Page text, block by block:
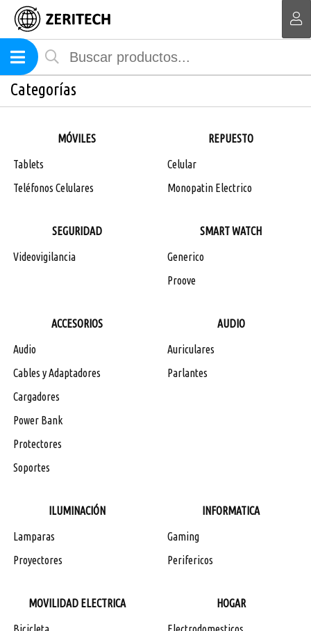
Categorías
MÓVILES
Tablets
Teléfonos Celulares
REPUESTO
Celular
Monopatin Electrico
SEGURIDAD
Videovigilancia
SMART WATCH
Generico
Proove
ACCESORIOS
Audio
Cables y Adaptadores
Cargadores
Power Bank
Protectores
Soportes
AUDIO
Auriculares
Parlantes
ILUMINACIÓN
Lamparas
Proyectores
INFORMATICA
Gaming
Perifericos
MOVILIDAD ELECTRICA HOGAR